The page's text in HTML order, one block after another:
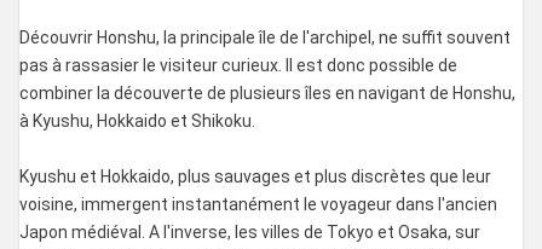
Découvrir Honshu, la principale île de l'archipel, ne suffit souvent
pas à rassasier le visiteur curieux. Il est donc possible de
combiner la découverte de plusieurs îles en navigant de Honshu,
à Kyushu, Hokkaido et Shikoku.
Kyushu et Hokkaido, plus sauvages et plus discrètes que leur
voisine, immergent instantanément le voyageur dans l'ancien
Japon médiéval. A l'inverse, les villes de Tokyo et Osaka, sur